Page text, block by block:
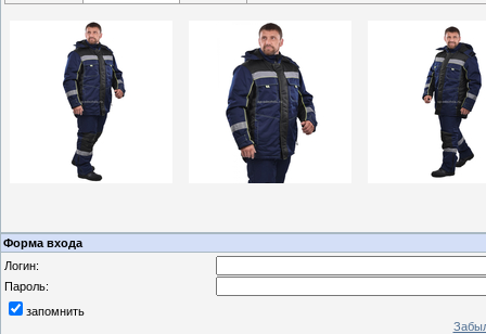
Форма входа
Логин:
Пароль:
запомнить